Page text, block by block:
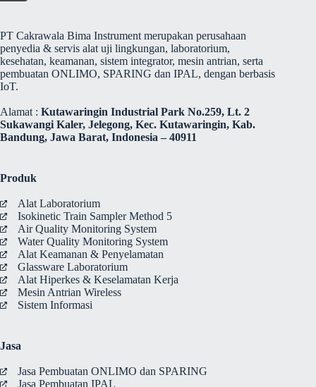
PT Cakrawala Bima Instrument merupakan perusahaan
penyedia & servis alat uji lingkungan, laboratorium,
kesehatan, keamanan, sistem integrator, mesin antrian, serta
pembuatan ONLIMO, SPARING dan IPAL, dengan berbasis
IoT.
Alamat : Kutawaringin Industrial Park No.259, Lt. 2
Sukawangi Kaler, Jelegong, Kec. Kutawaringin, Kab.
Bandung, Jawa Barat, Indonesia – 40911
Produk
Alat Laboratorium
Isokinetic Train Sampler Method 5
Air Quality Monitoring System
Water Quality Monitoring System
Alat Keamanan & Penyelamatan
Glassware Laboratorium
Alat Hiperkes & Keselamatan Kerja
Mesin Antrian Wireless
Sistem Informasi
Jasa
Jasa Pembuatan ONLIMO dan SPARING
Jasa Pembuatan IPAL